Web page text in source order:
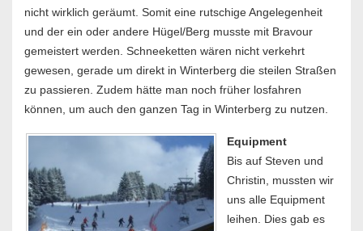
nicht wirklich geräumt. Somit eine rutschige Angelegenheit
und der ein oder andere Hügel/Berg musste mit Bravour
gemeistert werden. Schneeketten wären nicht verkehrt
gewesen, gerade um direkt in Winterberg die steilen Straßen
zu passieren. Zudem hätte man noch früher losfahren
können, um auch den ganzen Tag in Winterberg zu nutzen.
Equipment
Bis auf Steven und
Christin, mussten wir
uns alle Equipment
leihen. Dies gab es